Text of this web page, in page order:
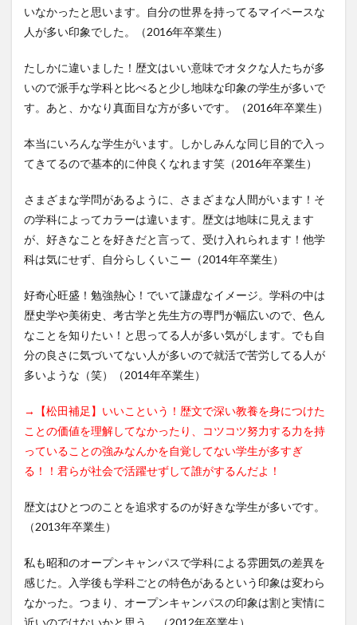
いなかったと思います。自分の世界を持ってるマイペースな
人が多い印象でした。（2016年卒業生）
たしかに違いました！歴文はいい意味でオタクな人たちが多
いので派手な学科と比べると少し地味な印象の学生が多いで
す。あと、かなり真面目な方が多いです。（2016年卒業生）
本当にいろんな学生がいます。しかしみんな同じ目的で入っ
てきてるので基本的に仲良くなれます笑（2016年卒業生）
さまざまな学問があるように、さまざまな人間がいます！そ
の学科によってカラーは違います。歴文は地味に見えます
が、好きなことを好きだと言って、受け入れられます！他学
科は気にせず、自分らしくいこー（2014年卒業生）
好奇心旺盛！勉強熱心！でいて謙虚なイメージ。学科の中は
歴史学や美術史、考古学と先生方の専門が幅広いので、色ん
なことを知りたい！と思ってる人が多い気がします。でも自
分の良さに気づいてない人が多いので就活で苦労してる人が
多いような（笑）（2014年卒業生）
→【松田補足】いいこという！歴文で深い教養を身につけた
ことの価値を理解してなかったり、コツコツ努力する力を持
っていることの強みなんかを自覚してない学生が多すぎ
る！！君らが社会で活躍せずして誰がするんだよ！
歴文はひとつのことを追求するのが好きな学生が多いです。
（2013年卒業生）
私も昭和のオープンキャンパスで学科による雰囲気の差異を
感じた。入学後も学科ごとの特色があるという印象は変わら
なかった。つまり、オープンキャンパスの印象は割と実情に